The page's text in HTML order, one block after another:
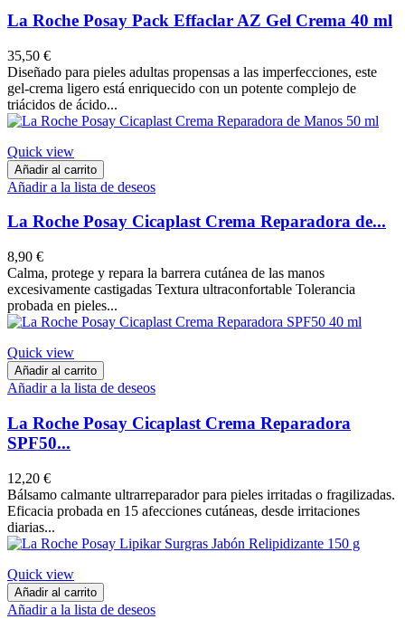
La Roche Posay Pack Effaclar AZ Gel Crema 40 ml
35,50 €
Diseñado para pieles adultas propensas a las imperfecciones, este
gel-crema ligero está enriquecido con un potente complejo de
triácidos de ácido...
Quick view
Añadir al carrito
Añadir a la lista de deseos
La Roche Posay Cicaplast Crema Reparadora de...
8,90 €
Calma, protege y repara la barrera cutánea de las manos
excesivamente castigadas Textura ultraconfortable Tolerancia
probada en pieles...
Quick view
Añadir al carrito
Añadir a la lista de deseos
La Roche Posay Cicaplast Crema Reparadora
SPF50...
12,20 €
Bálsamo calmante ultrarreparador para pieles irritadas o fragilizadas.
Eficacia probada en 15 afecciones cutáneas, desde irritaciones
diarias...
Quick view
Añadir al carrito
Añadir a la lista de deseos